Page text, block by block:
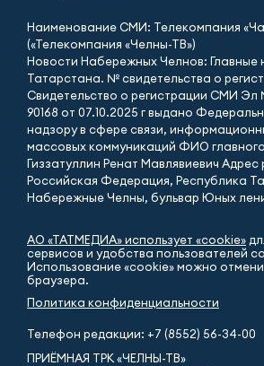
Наименование СМИ: Телекомпания
(«Телекомпания «Челны-ТВ»)
Новости Набережных Челнов: Главные
Татарстана. № свидетельства о
Свидетельство о регистрации СМИ
90168 от 07.10.2025 г выдано
надзору в сфере связи,
массовых коммуникаций ФИО
Гиззатуллин Ренат Мавлявиевич
Российская Федерация, Республика
Набережные Челны, бульвар Юных
АО «ТАТМЕДИА» использует «cookie»
сервисов и удобства пользователей
Использование «cookie» можно
браузера.
Политика конфиденциальности
Телефон редакции: +7 (8552) 56-34-00
ПРИЁМНАЯ ТРК «ЧЕЛНЫ-ТВ»